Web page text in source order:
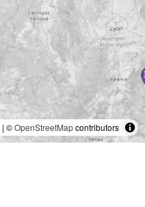
| ©OpenStreetMapcontributors